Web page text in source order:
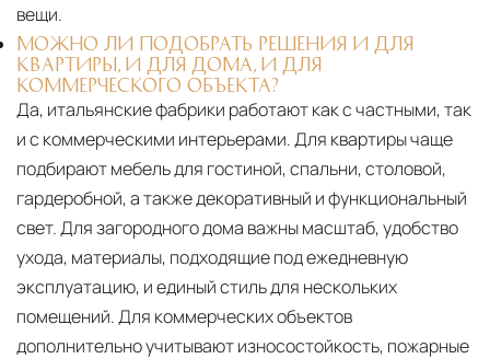
вещи.
МОЖНО ЛИ ПОДОБРАТЬ РЕШЕНИЯ И ДЛЯ
КВАРТИРЫ, И ДЛЯ ДОМА, И ДЛЯ
КОММЕРЧЕСКОГО ОБЪЕКТА?
Да, итальянские фабрики работают как с частными, так
и с коммерческими интерьерами. Для квартиры чаще
подбирают мебель для гостиной, спальни, столовой,
гардеробной, а также декоративный и функциональный
свет. Для загородного дома важны масштаб, удобство
ухода, материалы, подходящие под ежедневную
эксплуатацию, и единый стиль для нескольких
помещений. Для коммерческих объектов
дополнительно учитывают износостойкость, пожарные